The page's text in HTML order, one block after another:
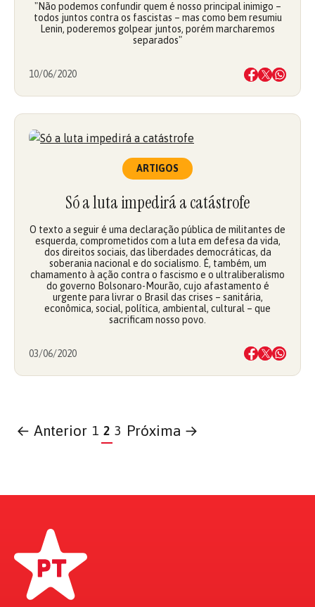
"Não podemos confundir quem é nosso principal inimigo –
todos juntos contra os fascistas – mas como bem resumiu
Lenin, poderemos golpear juntos, porém marcharemos
separados"
10/06/2020
ARTIGOS
Só a luta impedirá a catástrofe
O texto a seguir é uma declaração pública de militantes de
esquerda, comprometidos com a luta em defesa da vida,
dos direitos sociais, das liberdades democráticas, da
soberania nacional e do socialismo. É, também, um
chamamento à ação contra o fascismo e o ultraliberalismo
do governo Bolsonaro-Mourão, cujo afastamento é
urgente para livrar o Brasil das crises – sanitária,
econômica, social, política, ambiental, cultural – que
sacrificam nosso povo.
03/06/2020
← Anterior 1 2 3 Próxima →